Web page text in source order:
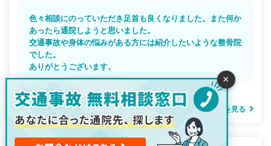
色々相談にのっていただき足首も良くなりました。また何か
あったら通院しようと思いました。
交通事故や身体の悩みがある方には紹介したいような整骨院
でした。
ありがとうございます。
投稿日：2026-03-07
かつら整骨院の詳細を見る
×